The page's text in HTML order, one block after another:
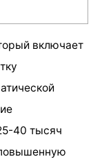
включает
40 тысяч